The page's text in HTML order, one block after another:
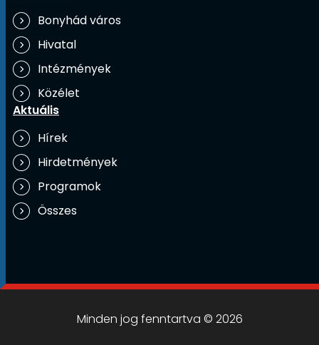
Bonyhád város
Hivatal
Intézmények
Közélet
Aktuális
Hírek
Hirdetmények
Programok
Összes
Minden jog fenntartva © 2026